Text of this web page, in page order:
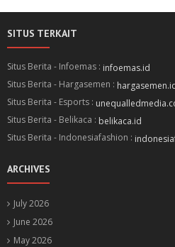
SITUS TERKAIT
Situs Berita - Infoemas : infoemas.id
Situs Berita - Hargasemen :
Situs Berita - Esports :
Situs Berita - Belikaca : belikaca.id
Situs Berita - Indonesiafashion :
ARCHIVES
July 2026
June 2026
May 2026